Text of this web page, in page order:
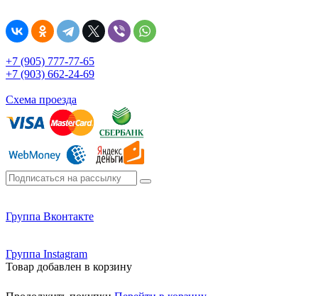
+7 (905) 777-77-65
+7 (903) 662-24-69
Схема проезда
Группа Вконтакте
Группа Instagram
Товар добавлен в корзину